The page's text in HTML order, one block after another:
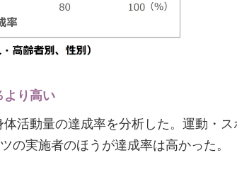
より高い
活動量の達成率を分析した。運動・
の実施者のほうが達成率は高かった。